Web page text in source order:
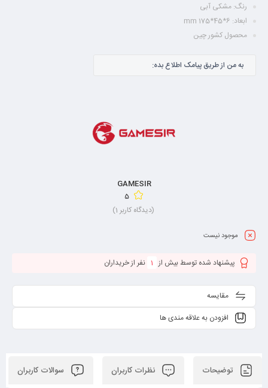
رنگ: مشکی آبی
ابعاد: 6*45*175 mm
محصول کشور چین
به من از طریق پیامک اطلاع بده:
GAMESIR
5
(دیدگاه کاربر 1
)
موجود نیست
پیشنهاد شده توسط بیش از 1 نفر از خریداران
مقایسه
افزودن به علاقه مندی ها
توضیحات نظرات کاربران سوالات کاربران